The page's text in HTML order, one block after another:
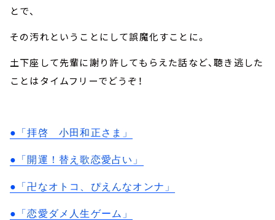
とで、
その汚れということにして誤魔化すことに。
土下座して先輩に謝り許してもらえた話など、聴き逃した
ことはタイムフリーでどうぞ！
●「拝啓 小田和正さま」
●「開運！替え歌恋愛占い」
●「卍なオトコ、ぴえんなオンナ」
●「恋愛ダメ人生ゲーム」